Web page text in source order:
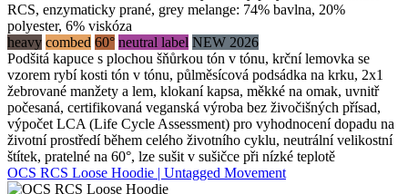
RCS, enzymaticky prané, grey melange: 74% bavlna, 20%
polyester, 6% viskóza
heavy combed 60° neutral label NEW 2026
Podšitá kapuce s plochou šňůrkou tón v tónu, krční lemovka se
vzorem rybí kosti tón v tónu, půlměsícová podsádka na krku, 2x1
žebrované manžety a lem, klokaní kapsa, měkké na omak, uvnitř
počesaná, certifikovaná veganská výroba bez živočišných přísad,
výpočet LCA (Life Cycle Assessment) pro vyhodnocení dopadu na
životní prostředí během celého životního cyklu, neutrální velikostní
štítek, pratelné na 60°, lze sušit v sušičce při nízké teplotě
OCS RCS Loose Hoodie | Untagged Movement